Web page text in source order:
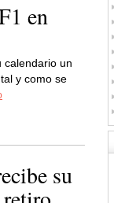
en
calendario un
y como se
su